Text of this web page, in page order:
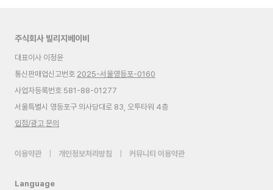
주식회사 빌리지베이비
대표이사 이정윤
통신판매업신고번호 2025-서울영등포-0160
사업자등록번호 581-88-01277
서울특별시 영등포구 의사당대로 83, 오투타워 4층
입점/광고 문의
이용약관 개인정보처리방침 커뮤니티 이용약관
Language